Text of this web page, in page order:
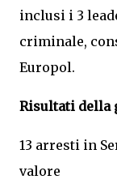
inclusi i 3
criminale,
Europol.
Risultati della
13 arresti in
valore